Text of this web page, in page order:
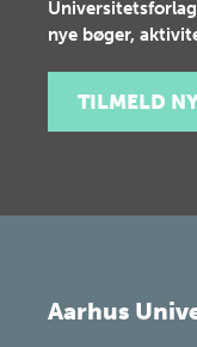
nye bøger,
TILMELD
Aarhus